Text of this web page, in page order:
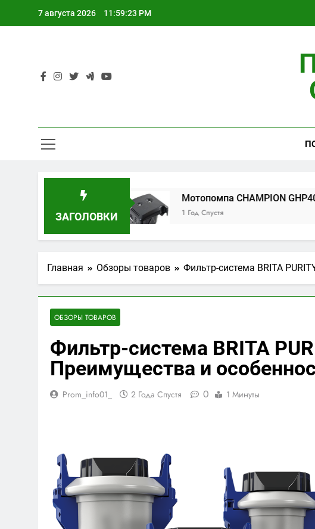
7 августа 2026 11:59:24 PM
ЗАГОЛОВКИ
Мотопомпа CHAMPION GHP40-2
1 Год Спустя
Главная Обзоры товаров Фильтр-система BRITA
ОБЗОРЫ ТОВАРОВ
Фильтр-система BRITA
Преимущества и
Prom_info01_ 2 Года Спустя 0 1 Минуты